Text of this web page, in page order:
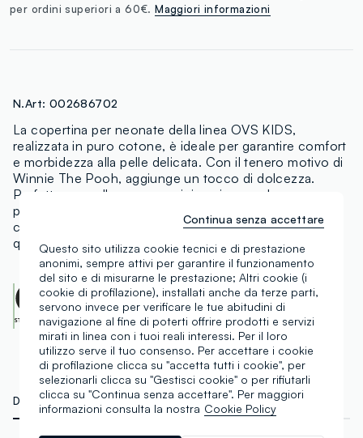
per ordini superiori a 60€.Maggiori informazioni
N.Art: 002686702
La copertina per neonate della linea OVS KIDS,
realizzata in puro cotone, è ideale per garantire comfort
e morbidezza alla pelle delicata. Con il tenero motivo di
Winnie The Pooh, aggiunge un tocco di dolcezza.
Perfetta per culle o passeggini, assicura calore e
protezione durante i riposini. Facile da lavare, questa
copertina è un accessorio essenziale per il benessere
quotidiano della tua piccola.
OEKO-TEX class I
CENTROCOT: 0906991.O
Scopri di più
DETTAGLI TECNICI MATERIALI E FILIERA
Questo sito utilizza cookie tecnici e di prestazione
anonimi, sempre attivi per garantire il funzionamento
del sito e di misurarne le prestazione; Altri cookie (i
cookie di profilazione), installati anche da terze parti,
servono invece per verificare le tue abitudini di
navigazione al fine di poterti offrire prodotti e servizi
mirati in linea con i tuoi reali interessi. Per il loro
utilizzo serve il tuo consenso. Per accettare i cookie
di profilazione clicca su "accetta tutti i cookie", per
selezionarli clicca su "Gestisci cookie" o per rifiutarli
clicca su "Continua senza accettare". Per maggiori
informazioni consulta la nostra Cookie Policy
Continua senza accettare